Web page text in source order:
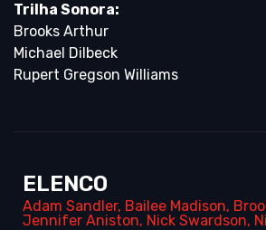
Trilha Sonora:
Brooks Arthur
Michael Dilbeck
Rupert Gregson Williams
ELENCO
Adam Sandler, Bailee Madison,
Jennifer Aniston, Nick Swardson,